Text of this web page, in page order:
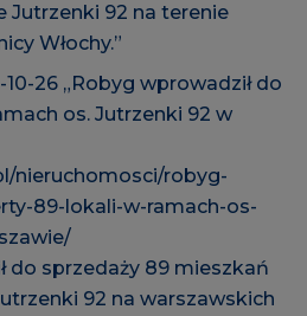
Jutrzenki 92 na terenie
Włochy.”
10-26 „Robyg wprowadził do
os. Jutrzenki 92 w
nieruchomosci/robyg-
89-lokali-w-ramach-os-
do sprzedaży 89 mieszkań
92 na warszawskich